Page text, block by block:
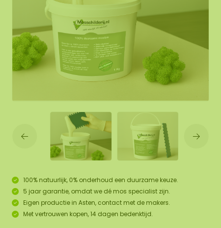
100% natuurlijk, 0% onderhoud een duurzame keuze.
5 jaar garantie, omdat we dé mos specialist zijn.
Eigen productie in Asten, contact met de makers.
Met vertrouwen kopen, 14 dagen bedenktijd.